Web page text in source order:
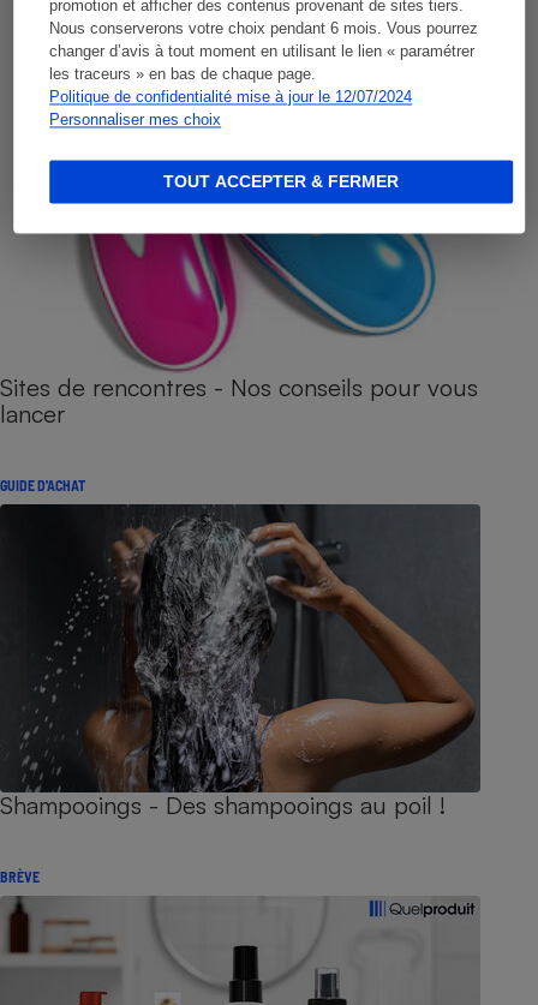
promotion et afficher des contenus provenant de sites tiers.
Nous conserverons votre choix pendant 6 mois. Vous pourrez
changer d’avis à tout moment en utilisant le lien « paramétrer
les traceurs » en bas de chaque page.
Politique de confidentialité mise à jour le 12/07/2024
Personnaliser mes choix
TOUT ACCEPTER & FERMER
Sites de rencontres - Nos conseils pour vous
lancer
GUIDE D'ACHAT
Shampooings - Des shampooings au poil !
BRÈVE